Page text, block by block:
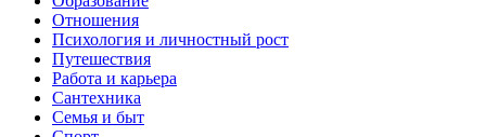
Отношения
Психология и личностный рост
Путешествия
Работа и карьера
Сантехника
Семья и быт